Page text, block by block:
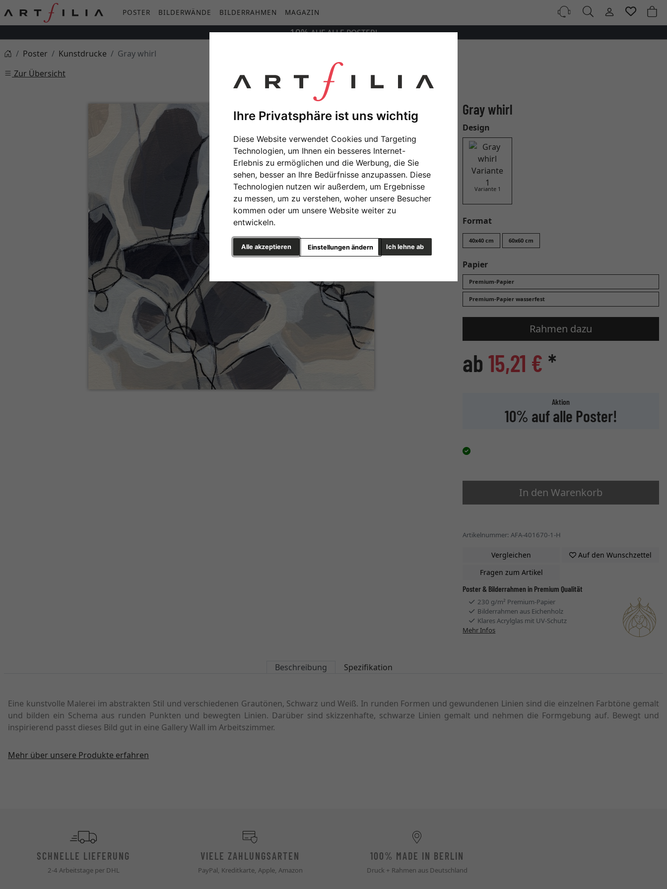
Ihre Privatsphäre ist uns wichtig
Diese Website verwendet Cookies und Targeting
Technologien, um Ihnen ein besseres Internet-
Erlebnis zu ermöglichen und die Werbung, die Sie
sehen, besser an Ihre Bedürfnisse anzupassen. Diese
Technologien nutzen wir außerdem, um Ergebnisse
zu messen, um zu verstehen, woher unsere Besucher
kommen oder um unsere Website weiter zu
entwickeln.
Alle akzeptieren Ich lehne ab
Einstellungen ändern
POSTER BILDERWÄNDE BILDERRAHMEN MAGAZIN
10%AUFALLEPOSTER!
Poster
Kunstdrucke
Gray whirl
Zur Übersicht
Gray whirl
Design
Variante 1
Format
40x40 cm 60x60 cm
Papier
Premium-Papier
Premium-Papier wasserfest
Rahmen dazu
ab 15,21 € *
Aktion
10% auf alle Poster!
In den Warenkorb
Artikelnummer: AFA-401670-1-H
Vergleichen
Auf den Wunschzettel
Fragen zum Artikel
Poster & Bilderrahmen in Premium Qualität
230 g/m² Premium-Papier
Bilderrahmen aus Eichenholz
Klares Acrylglas mit UV-Schutz
Mehr Infos
Beschreibung Spezifikation
Eine kunstvolle Malerei im abstrakten Stil und verschiedenen Grautönen, Schwarz und Weiß. In runden Formen und gewundenen Linien sind die einzelnen Farbtöne gemalt
und bilden ein Schema aus runden Punkten und bewegten Linien. Darüber sind skizzenhafte, schwarze Linien gemalt und nehmen die Formgebung auf. Bewegt und
inspirierend passt dieses Bild gut in eine Gallery Wall im Arbeitszimmer.
Mehr über unsere Produkte erfahren
SCHNELLE LIEFERUNG
2-4 Arbeitstage per DHL
VIELE ZAHLUNGSARTEN
PayPal, Kreditkarte, Apple, Amazon
100% MADE IN BERLIN
Druck + Rahmen aus Deutschland